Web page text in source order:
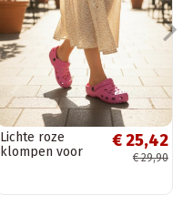
Lichte roze
klompen voor
€ 25,42
€ 29,90